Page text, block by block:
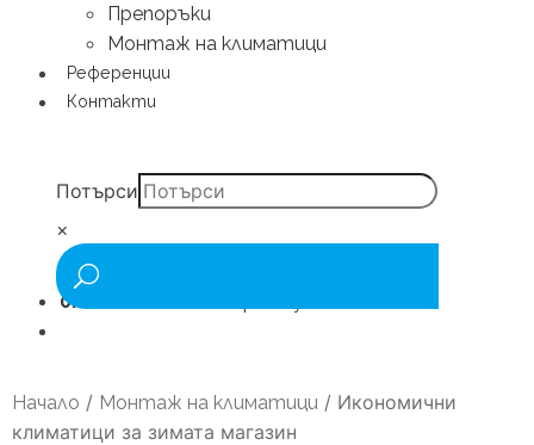
Препоръки
Монтаж на климатици
Референции
Контакти
Потърси
×
0.00
Начало / Монтаж на климатици / Икономични
климатици за зимата магазин